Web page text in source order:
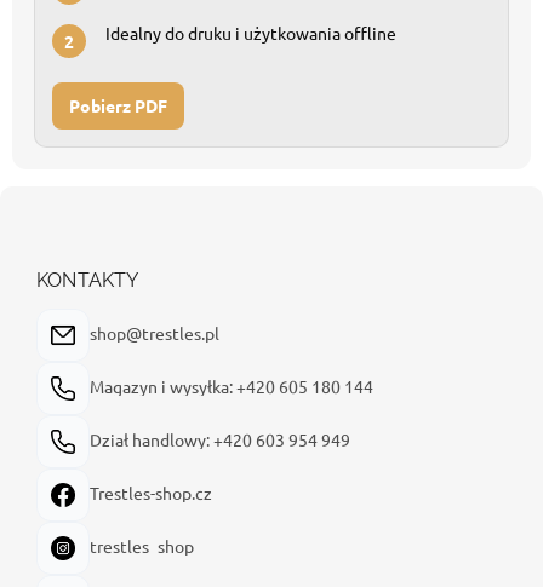
2 Idealny do druku i użytkowania offline
Pobierz PDF
KONTAKTY
shop@trestles.pl
Magazyn i wysyłka: +420 605 180 144
Dział handlowy: +420 603 954 949
Trestles-shop.cz
trestles_shop